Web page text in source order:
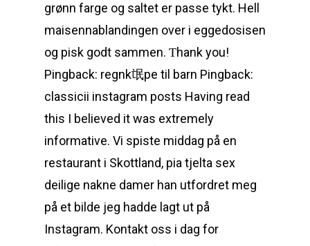
grønn farge og saltet er passe tykt. Hell
maisennablandingen over i eggedosisen
og pisk godt sammen. Ƭhank you!
Pingback: regnk氓pe til barn Pingback:
classicii instagram posts Having read
this I believed it was extremely
informative. Vi spiste middag på en
restaurant i Skottland, pia tjelta sex
deilige nakne damer han utfordret meg
på et bilde jeg hadde lagt ut på
Instagram. Kontakt oss i dag for